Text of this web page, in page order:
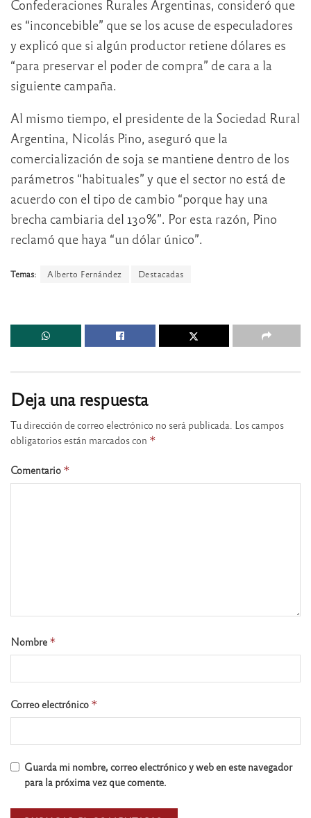
Confederaciones Rurales Argentinas, consideró que
es “inconcebible” que se los acuse de especuladores
y explicó que si algún productor retiene dólares es
“para preservar el poder de compra” de cara a la
siguiente campaña.
Al mismo tiempo, el presidente de la Sociedad Rural
Argentina, Nicolás Pino, aseguró que la
comercialización de soja se mantiene dentro de los
parámetros “habituales” y que el sector no está de
acuerdo con el tipo de cambio “porque hay una
brecha cambiaria del 130%”. Por esta razón, Pino
reclamó que haya “un dólar único”.
Temas: Alberto Fernández Destacadas
Deja una respuesta
Tu dirección de correo electrónico no será publicada. Los campos
obligatorios están marcados con *
Comentario *
Nombre *
Correo electrónico *
Guarda mi nombre, correo electrónico y web en este navegador
para la próxima vez que comente.